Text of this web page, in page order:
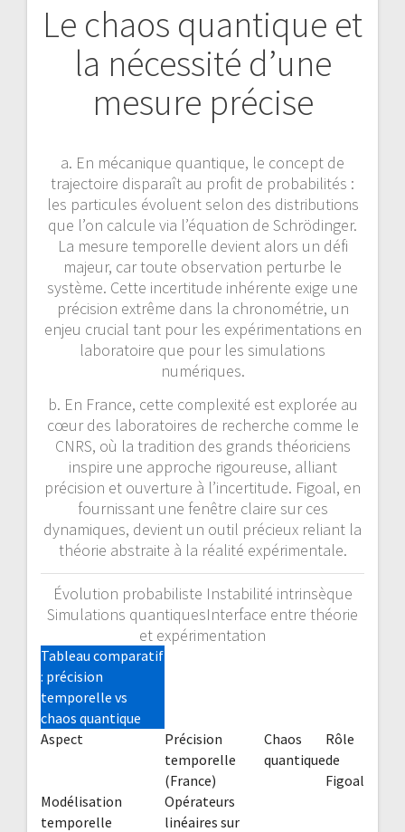
Le chaos quantique et
la nécessité d’une
mesure précise
a. En mécanique quantique, le concept de
trajectoire disparaît au profit de probabilités :
les particules évoluent selon des distributions
que l’on calcule via l’équation de Schrödinger.
La mesure temporelle devient alors un défi
majeur, car toute observation perturbe le
système. Cette incertitude inhérente exige une
précision extrême dans la chronométrie, un
enjeu crucial tant pour les expérimentations en
laboratoire que pour les simulations
numériques.
b. En France, cette complexité est explorée au
cœur des laboratoires de recherche comme le
CNRS, où la tradition des grands théoriciens
inspire une approche rigoureuse, alliant
précision et ouverture à l’incertitude. Figoal, en
fournissant une fenêtre claire sur ces
dynamiques, devient un outil précieux reliant la
théorie abstraite à la réalité expérimentale.
Évolution probabiliste Instabilité intrinsèque
Simulations quantiquesInterface entre théorie
et expérimentation
Tableau comparatif
: précision
temporelle vs
chaos quantique
Aspect
Précision
temporelle
(France)
Chaos
quantique
Rôle
de
Figoal
Modélisation
temporelle
Opérateurs
linéaires sur